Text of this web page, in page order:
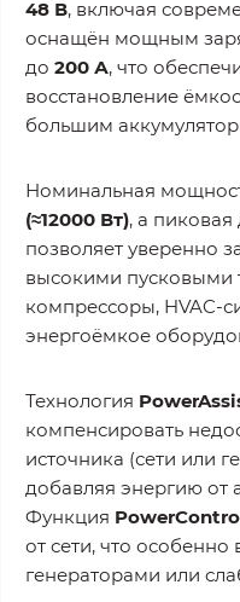
48 В, включая
оснащён мощным
до 200 А, что
восстановление
большим
Номинальная
(≈12000 Вт), а пиковая
позволяет уверенно
высокими пусковыми
компрессоры, HVAC-
энергоёмкое
Технология
компенсировать
источника (сети или
добавляя энергию от
Функция
от сети, что
генераторами или